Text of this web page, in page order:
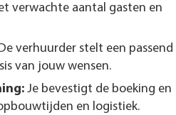
verwachte aantal gasten en
verhuurder stelt een passend
van jouw wensen.
Je bevestigt de boeking en
en logistiek.